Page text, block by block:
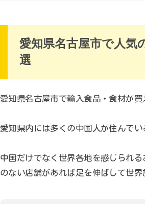
愛知県名古屋市で人気
選
愛知県名古屋市で輸入食品・食材が買
愛知県内には多くの中国人が住んで
中国だけでなく世界各地を感じられ
のない店舗があれば足を伸ばして世界